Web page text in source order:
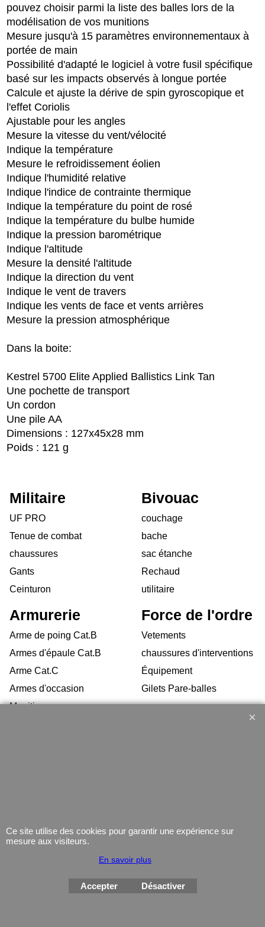
pouvez choisir parmi la liste des balles lors de la
modélisation de vos munitions
Mesure jusqu'à 15 paramètres environnementaux à
portée de main
Possibilité d'adapté le logiciel à votre fusil spécifique
basé sur les impacts observés à longue portée
Calcule et ajuste la dérive de spin gyroscopique et
l'effet Coriolis
Ajustable pour les angles
Mesure la vitesse du vent/vélocité
Indique la température
Mesure le refroidissement éolien
Indique l'humidité relative
Indique l'indice de contrainte thermique
Indique la température du point de rosé
Indique la température du bulbe humide
Indique la pression barométrique
Indique l'altitude
Mesure la densité l'altitude
Indique la direction du vent
Indique le vent de travers
Indique les vents de face et vents arrières
Mesure la pression atmosphérique
Dans la boite:
Kestrel 5700 Elite Applied Ballistics Link Tan
Une pochette de transport
Un cordon
Une pile AA
Dimensions : 127x45x28 mm
Poids : 121 g
Militaire
UF PRO
Tenue de combat
chaussures
Gants
Ceinturon
Bivouac
couchage
bache
sac étanche
Rechaud
utilitaire
Armurerie
Arme de poing Cat.B
Armes d'épaule Cat.B
Arme Cat.C
Armes d'occasion
Munitions
Force de l'ordre
Vetements
chaussures d'interventions
Équipement
Gilets Pare-balles
avec le logiciel
eCommerce ShopFactory
Ce site utilise des cookies pour garantir une expérience sur
mesure aux visiteurs.
En savoir plus
Accepter Désactiver